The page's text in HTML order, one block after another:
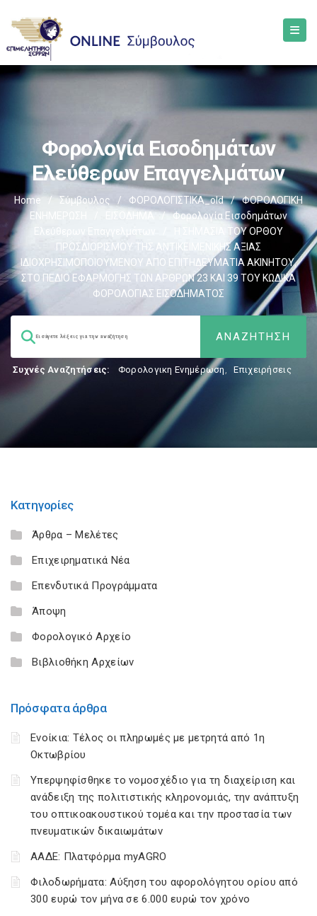
Φορολογία Εισοδημάτων
Ελεύθερων Επαγγελμάτων
Home / Σύμβουλος / ΦΟΡΟΛΟΓΙΣΤΙΚΑ_old /
ΦΟΡΟΛΟΓΙΚΗ
ΕΝΗΜΕΡΩΣΗ
ΕΙΣΟΔΗΜΑ /
Φορολογία Εισοδημάτων
Ελεύθερων Επαγγελμάτων
Η ΣΗΜΑΣΙΑ ΤΟΥ ΟΡΘΟΥ
ΠΡΟΣΔΙΟΡΙΣΜΟΥ ΤΗΣ ΑΝΤΙΚΕΙΜΕΝΙΚΗΣ ΑΞΙΑΣ
ΙΔΙΟΧΡΗΣΙΜΟΠΟΙΟΥΜΕΝΟΥ ΑΠΟ ΕΠΙΤΗΔΕΥΜΑΤΙΑ ΑΚΙΝΗΤΟΥ,
ΣΤΟ ΠΕΔΙΟ ΕΦΑΡΜΟΓΗΣ ΤΩΝ ΑΡΘΡΩΝ 23 ΚΑΙ 39 ΤΟΥ ΚΩΔΙΚΑ
ΦΟΡΟΛΟΓΙΑΣ ΕΙΣΟΔΗΜΑΤΟΣ
Συχνές Αναζητήσεις: Φορολογικη Ενημέρωση, Επιχειρήσεις
Κατηγορίες
Άρθρα – Μελέτες
Επιχειρηματικά Νέα
Επενδυτικά Προγράμματα
Άποψη
Φορολογικό Αρχείο
Βιβλιοθήκη Αρχείων
Πρόσφατα άρθρα
Ενοίκια: Τέλος οι πληρωμές με μετρητά από 1η
Οκτωβρίου
Υπερψηφίσθηκε το νομοσχέδιο για τη διαχείριση και
ανάδειξη της πολιτιστικής κληρονομιάς, την ανάπτυξη
του οπτικοακουστικού τομέα και την προστασία των
πνευματικών δικαιωμάτων
ΑΑΔΕ: Πλατφόρμα myAGRO
Φιλοδωρήματα: Αύξηση του αφορολόγητου ορίου από
300 ευρώ τον μήνα σε 6.000 ευρώ τον χρόνο